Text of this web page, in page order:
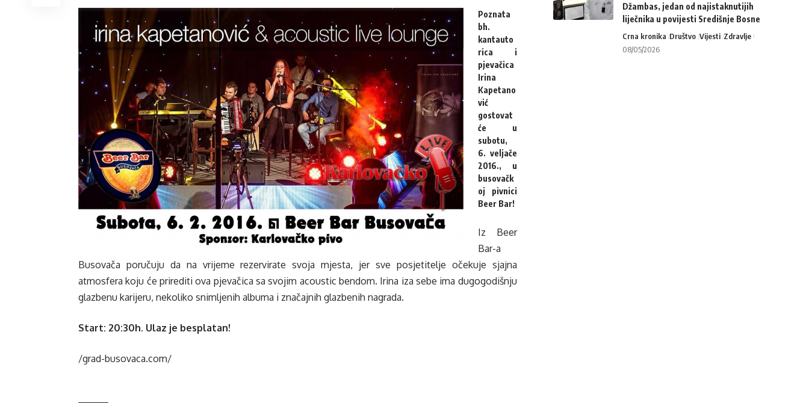
Poznata
bh.
kantauto
rica i
pjevačica
Irina
Kapetano
vić
gostovat
će u
subotu,
6. veljače
2016., u
busovačk
oj pivnici
Beer Bar!
Iz Beer
Bar-a
Busovača poručuju da na vrijeme rezervirate svoja mjesta, jer sve posjetitelje očekuje sjajna
atmosfera koju će prirediti ova pjevačica sa svojim acoustic bendom. Irina iza sebe ima dugogodišnju
glazbenu karijeru, nekoliko snimljenih albuma i značajnih glazbenih nagrada.
Start: 20:30h. Ulaz je besplatan!
/grad-busovaca.com/
Džambas, jedan od najistaknutijih
liječnika u povijesti Središnje Bosne
Crna kronika Društvo Vijesti Zdravlje
08/05/2026